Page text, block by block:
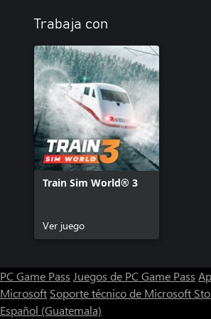
Trabaja con
Train Sim World® 3
Ver juego
PC Game Pass Juegos de PC Game Pass
Microsoft Soporte técnico de Microsoft
Español (Guatemala)